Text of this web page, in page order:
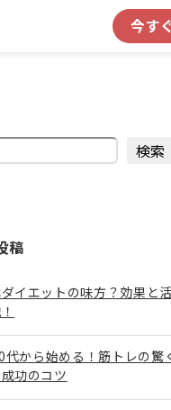
今す
検索
稿
イエットの味方？効果と
代から始める！筋トレの驚
功のコツ